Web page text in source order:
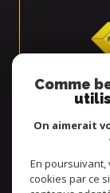
Comme
On aimerait
En
cookies par ce